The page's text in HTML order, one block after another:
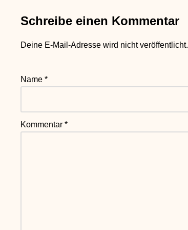
Schreibe einen Kommentar
Deine E-Mail-Adresse wird nicht veröffentlicht.
Name *
Kommentar *